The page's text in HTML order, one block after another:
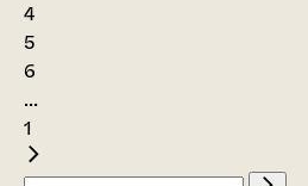
4
5
6
...
1